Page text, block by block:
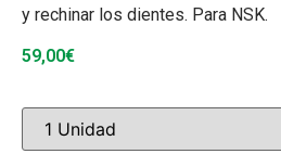
y rechinar los dientes. Para NSK.
59,00€